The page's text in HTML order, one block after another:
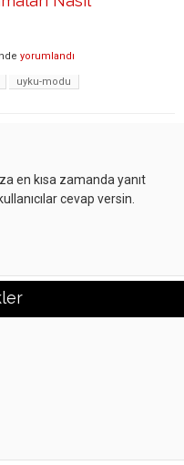
yorumlandı
uyku-modu
en kısa zamanda yanıt
cevap versin.